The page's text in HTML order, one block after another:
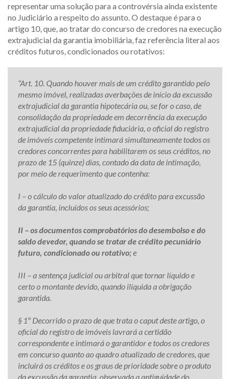
representar uma solução para a controvérsia ainda existente
no Judiciário a respeito do assunto. O destaque é para o
artigo 10, que, ao tratar do concurso de credores na execução
extrajudicial da garantia imobiliária, faz referência literal aos
créditos futuros, condicionados ou rotativos:
“Art. 10. Quando houver mais de um crédito garantido pelo
mesmo imóvel, realizadas averbações de início da excussão
extrajudicial da garantia hipotecária ou, se for o caso, de
consolidação da propriedade em decorrência da execução
extrajudicial da propriedade fiduciária, o oficial do registro
de imóveis competente intimará simultaneamente todos os
credores concorrentes para habilitarem os seus créditos, no
prazo de 15 (quinze) dias, contado da data de intimação,
por meio de requerimento que contenha:
I – o cálculo do valor atualizado do crédito para excussão
da garantia, incluídos os seus acessórios;
II – os documentos comprobatórios do desembolso e do
saldo devedor, quando se tratar de crédito pecuniário
futuro, condicionado ou rotativo;e
III – a sentença judicial ou arbitral que tornar líquido e
certo o montante devido, quando ilíquida a obrigação
garantida.
§ 1º Decorrido o prazo de que trata o caput deste artigo, o
oficial do registro de imóveis lavrará a certidão
correspondente e intimará o garantidor e todos os credores
em concurso quanto ao quadro atualizado de credores, que
incluirá os créditos e os graus de prioridade sobre o produto
da excussão da garantia, observada a antiguidade do